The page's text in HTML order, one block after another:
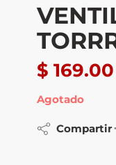
$ 169.00
Agotado
Compartir